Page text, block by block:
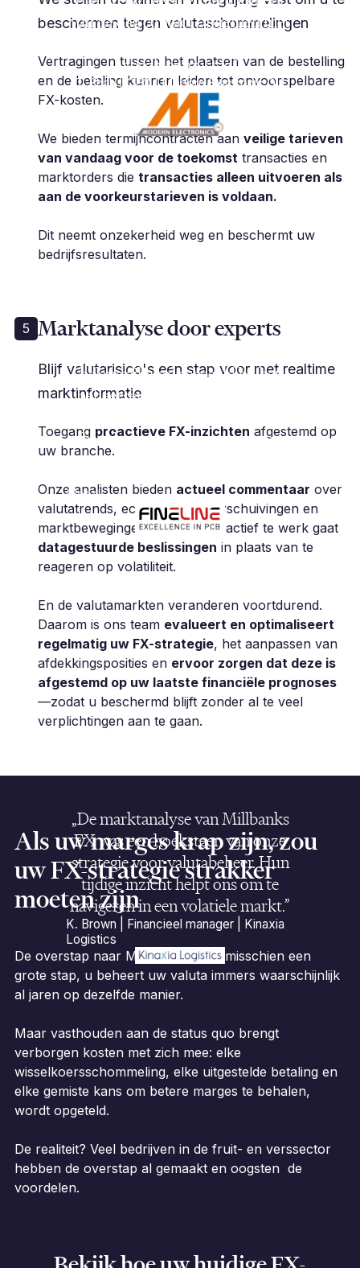
van de dag contact opnemen met
absolute must is.”
T. Shah | CEO | Modern Electronic OU
beschermen tegen valutaschommelingen
Vertragingen tussen het plaatsen van de bestelling
en de betaling kunnen leiden tot onvoorspelbare
FX-kosten.
We bieden termijncontracten aan veilige tarieven
van vandaag voor de toekomsttransacties en
marktorders die transacties alleen uitvoeren als
aan de voorkeurstarieven is voldaan.
Dit neemt onzekerheid weg en beschermt uw
bedrijfsresultaten.
belangrijke rol gespeeld bij het
beheersen van ons valutarisico,
hart kunnen concentreren op
onze kernactiviteiten.”
Global
5 Marktanalyse door experts
Blijf valutarisico's een stap voor met realtime
marktinformatie
Toegang proactieve FX-inzichten afgestemd op
uw branche.
Onze analisten bieden actueel commentaar over
valutatrends, economische verschuivingen en
marktbewegingen, zodat u proactief te werk gaat
datagestuurde beslissingen in plaats van te
reageren op volatiliteit.
En de valutamarkten veranderen voortdurend.
Daarom is ons team evalueert en optimaliseert
regelmatig uw FX-strategie, het aanpassen van
afdekkingsposities en ervoor zorgen dat deze is
afgestemd op uw laatste financiële prognoses
—zodat u beschermd blijft zonder al te veel
verplichtingen aan te gaan.
„De marktanalyse van Millbanks
FX was een hoeksteen van onze
strategie voor valutabeheer. Hun
tijdige inzicht helpt ons om te
navigeren in een volatiele markt.”
K. Brown | Financieel manager | Kinaxia
Logistics
Als uw marges krap zijn, zou
uw FX-strategie strakker
moeten zijn
De overstap naar Millbank FX lijkt misschien een
grote stap, u beheert uw valuta immers waarschijnlijk
al jaren op dezelfde manier.
Maar vasthouden aan de status quo brengt
verborgen kosten met zich mee: elke
wisselkoersschommeling, elke uitgestelde betaling en
elke gemiste kans om betere marges te behalen,
wordt opgeteld.
De realiteit? Veel bedrijven in de fruit- en verssector
hebben de overstap al gemaakt en oogsten de
voordelen.